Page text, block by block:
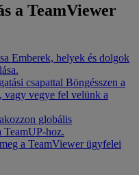
a TeamViewer
Emberek, helyek és dolgok
csapattal Böngésszen a
vagy vegye fel velünk a
globális
TeamUP-hoz.
a TeamViewer ügyfelei